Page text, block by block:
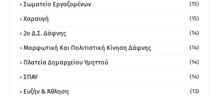
Σωματείο Εργαζομένων (15)
Χαραυγή (15)
2ο Δ.Σ. Δάφνης (14)
Μορφωτική Και Πολιτιστική Κίνηση Δάφνης (14)
Πλατεία Δημαρχείου Υμηττού (14)
ΣΠΑΥ (14)
Ευζήν & Άθληση (13)